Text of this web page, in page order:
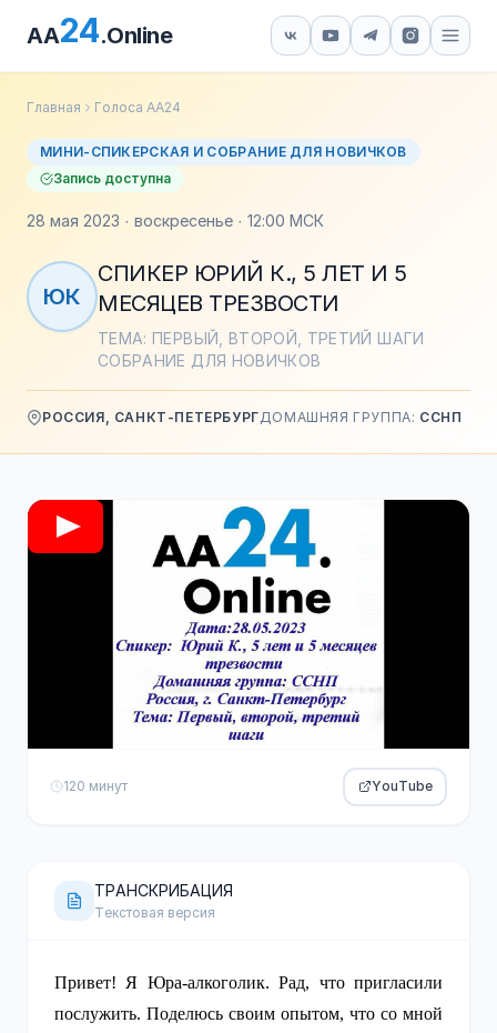
AA24.Online
Главная Голоса АА24
МИНИ-СПИКЕРСКАЯ И СОБРАНИЕ ДЛЯ НОВИЧКОВ
Запись доступна
28 мая 2023 · воскресенье · 12:00 МСК
ЮК
СПИКЕР ЮРИЙ К., 5 ЛЕТ И 5
МЕСЯЦЕВ ТРЕЗВОСТИ
ТЕМА: ПЕРВЫЙ, ВТОРОЙ, ТРЕТИЙ ШАГИ
СОБРАНИЕ ДЛЯ НОВИЧКОВ
РОССИЯ, САНКТ-ПЕТЕРБУРГДОМАШНЯЯ ГРУППА: ССНП
120 минут YouTube
ТРАНСКРИБАЦИЯ
Текстовая версия
Привет! Я Юра-алкоголик. Рад, что пригласили
послужить. Поделюсь своим опытом, что со мной